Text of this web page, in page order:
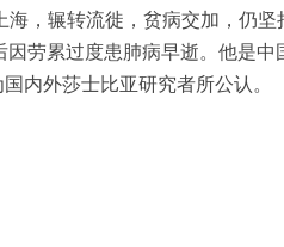
，辗转流徙，贫病交加，仍
劳累过度患肺病早逝。他是
内外莎士比亚研究者所公认。